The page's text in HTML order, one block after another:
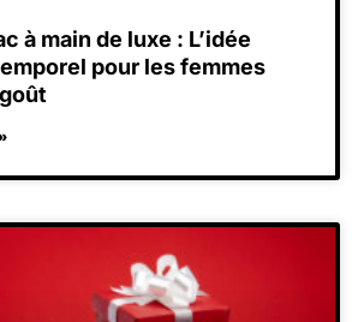
à main de luxe : L’idée
pour les femmes